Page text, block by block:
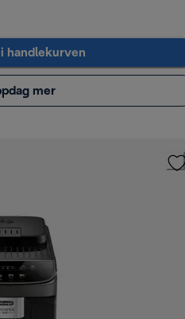
handlekurven
mer